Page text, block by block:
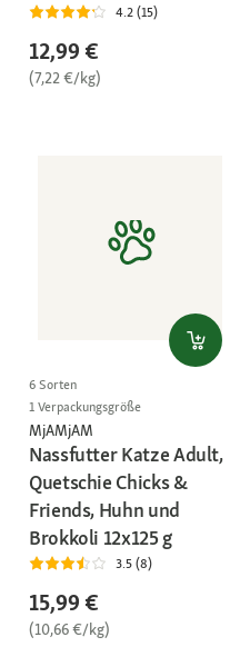
4.2 (15)
12,99 €
(7,22 €/kg)
6 Sorten
1 Verpackungsgröße
MjAMjAM
Nassfutter Katze Adult,
Quetschie Chicks &
Friends, Huhn und
Brokkoli 12x125 g
3.5 (8)
15,99 €
(10,66 €/kg)